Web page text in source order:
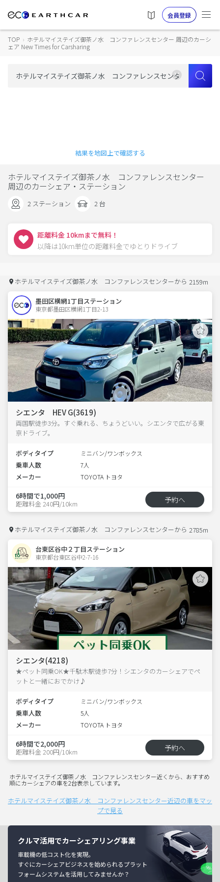
会員登録
TOP › ホテルマイステイズ御茶ノ水 コンファレンスセンター 周辺のカーシ
ェア New Times for Carsharing
結果を地図上で確認する
ホテルマイステイズ御茶ノ水 コンファレンスセンター
周辺のカーシェア・ステーション
2 ステーション 2 台
距離料金 10kmまで無料！
以降は10km単位の距離料金でゆとりドライブ
ホテルマイステイズ御茶ノ水 コンファレンスセンターから 2159m
墨田区横網1丁目ステーション
東京都墨田区横網1丁目2-13
シエンタ HEV G(3619)
両国駅徒歩3分。すぐ乗れる、ちょうどいい。シエンタで広がる東
京ドライブ。
ボディタイプ ミニバン/ワンボックス
乗車人数 7人
メーカー TOYOTA トヨタ
6時間で1,000円
距離料金 240円/10km 予約へ
ホテルマイステイズ御茶ノ水 コンファレンスセンターから 2785m
台東区谷中２丁目ステーション
東京都台東区谷中2-7-16
シエンタ(4218)
★ペット同乗OK★千駄木駅徒歩7分！シエンタのカーシェアでペ
ットと一緒におでかけ♪
ボディタイプ ミニバン/ワンボックス
乗車人数 5人
メーカー TOYOTA トヨタ
6時間で2,000円
距離料金 200円/10km 予約へ
ホテルマイステイズ御茶ノ水 コンファレンスセンター近くから、おすすめ
順にカーシェアの車を2台表示しています。
ホテルマイステイズ御茶ノ水 コンファレンスセンター近辺の車をマッ
プで見る
クルマ活用でカーシェアリング事業
車載機の低コスト化を実現。
すぐにカーシェアビジネスを始められるプラット
フォームシステムを活用してみませんか？